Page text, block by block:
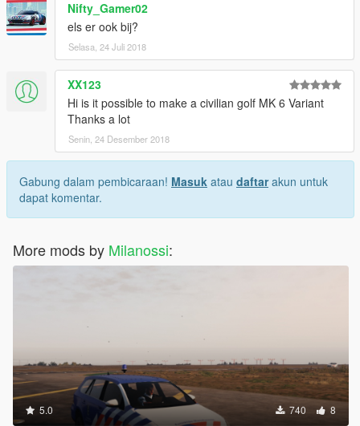
Nifty_Gamer02
els er ook bij?
Selasa, 24 Juli 2018
XX123
Hi is it possible to make a civilian golf MK 6 Variant
Thanks a lot
Senin, 24 Desember 2018
Gabung dalam pembicaraan! Masuk atau daftarakun untuk
dapat komentar.
More mods by Milanossi:
5.0 740 8